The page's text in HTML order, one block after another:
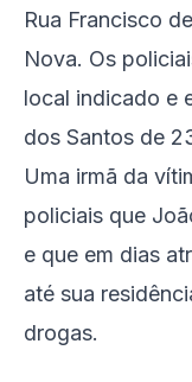
Rua Francisco
Nova. Os
local indicado e
dos Santos de
Uma irmã da
policiais que
e que em dias
até sua
drogas.